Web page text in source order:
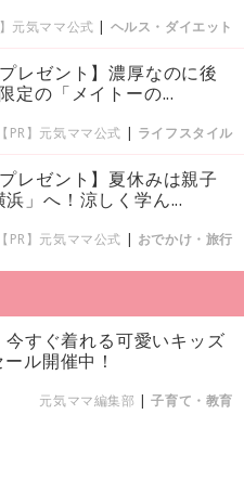
】元気ママ公式 | ヘルス・ダイエット
レゼント】濃厚なのに後
定の「メイトーの...
【PR】元気ママ公式 | ライフスタイル
レゼント】夏休みは親子
」へ！涼しく学ん...
【PR】元気ママ公式 | おでかけ・旅行
今すぐ着れる可愛いキッズ
ル開催中！
元気ママ編集部 |子育て・教育